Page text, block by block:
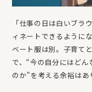
「仕事の日は白いブラ
ィネートできるように
ベート服は別。子育て
で、“今の自分にはど
のか”を考える余裕はあ